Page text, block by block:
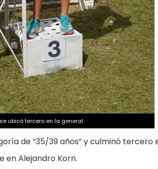
ubicó tercero en la general.
de “35/39 años” y culminó tercero
en Alejandro Korn.